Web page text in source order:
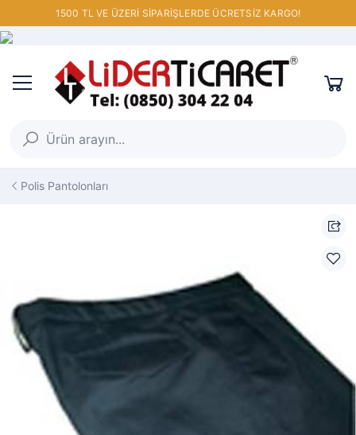
1500 TL VE ÜZERİ SİPARİŞLERDE ÜCRETSİZ KARGO!
Polis Pantolonları